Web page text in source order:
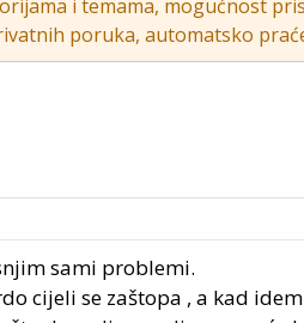
i temama, mogućnost
poruka, automatsko
sami problemi.
cijeli se zaštopa , a kad